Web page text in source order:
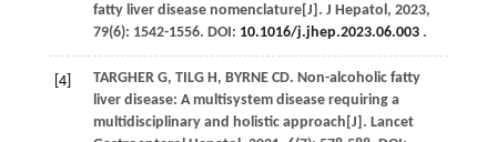
fatty liver disease nomenclature[J]. J Hepatol , 2023,
79(6): 1542-1556. DOI: 10.1016/j.jhep.2023.06.003.
[4] TARGHER G, TILG H, BYRNE CD. Non-alcoholic fatty
liver disease: A multisystem disease requiring a
multidisciplinary and holistic approach[J]. Lancet